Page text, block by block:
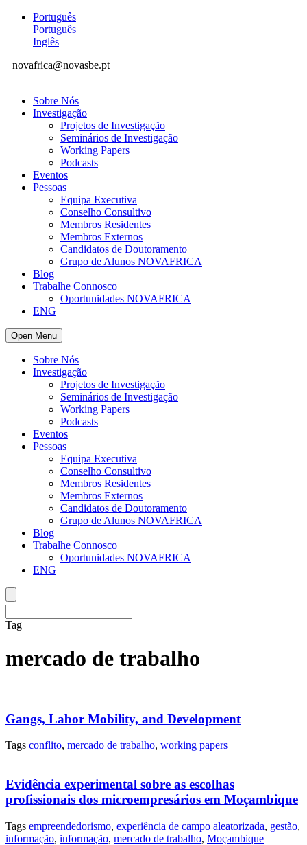
Português
Português
Inglês
novafrica@novasbe.pt
Sobre Nós
Investigação
Projetos de Investigação
Seminários de Investigação
Working Papers
Podcasts
Eventos
Pessoas
Equipa Executiva
Conselho Consultivo
Membros Residentes
Membros Externos
Candidatos de Doutoramento
Grupo de Alunos NOVAFRICA
Blog
Trabalhe Connosco
Oportunidades NOVAFRICA
ENG
Open Menu
Sobre Nós
Investigação
Projetos de Investigação
Seminários de Investigação
Working Papers
Podcasts
Eventos
Pessoas
Equipa Executiva
Conselho Consultivo
Membros Residentes
Membros Externos
Candidatos de Doutoramento
Grupo de Alunos NOVAFRICA
Blog
Trabalhe Connosco
Oportunidades NOVAFRICA
ENG
Tag
mercado de trabalho
Gangs, Labor Mobility, and Development
Tags conflito, mercado de trabalho, working papers
Evidência experimental sobre as escolhas
profissionais dos microempresários em Moçambique
Tags empreendedorismo, experiência de campo aleatorizada, gestão,
informação, informação, mercado de trabalho, Moçambique